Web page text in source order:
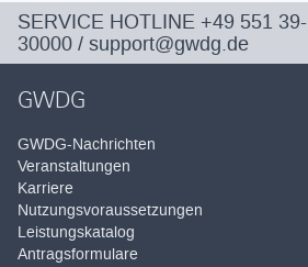
SERVICE HOTLINE +49 551 39-
30000 / support@gwdg.de
GWDG
GWDG-Nachrichten
Veranstaltungen
Karriere
Nutzungsvoraussetzungen
Leistungskatalog
Antragsformulare